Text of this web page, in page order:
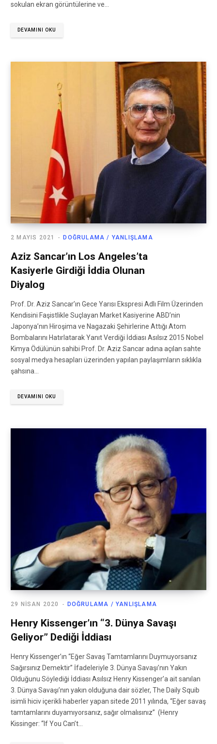
sokulan ekran görüntülerine ve…
DEVAMINI OKU
DOĞRULAMA / YANLIŞLAMA
2 MAYIS 2021
Aziz Sancar’ın Los Angeles’ta
Kasiyerle Girdiği İddia Olunan
Diyalog
Prof. Dr. Aziz Sancar’ın Gece Yarısı Ekspresi Adlı Film Üzerinden
Kendisini Faşistlikle Suçlayan Market Kasiyerine ABD’nin
Japonya’nın Hiroşima ve Nagazaki Şehirlerine Attığı Atom
Bombalarını Hatırlatarak Yanıt Verdiği İddiası Asılsız 2015 Nobel
Kimya Ödülünün sahibi Prof. Dr. Aziz Sancar adına açılan sahte
sosyal medya hesapları üzerinden yapılan paylaşımların sıklıkla
şahsına…
DEVAMINI OKU
DOĞRULAMA / YANLIŞLAMA
29 NISAN 2020
Henry Kissenger’ın “3. Dünya Savaşı
Geliyor” Dediği İddiası
Henry Kissenger’ın “Eğer Savaş Tamtamlarını Duymuyorsanız
Sağırsınız Demektir” İfadeleriyle 3. Dünya Savaşı’nın Yakın
Olduğunu Söylediği İddiası Asılsız Henry Kissenger’a ait sanılan
3. Dünya Savaşı’nın yakın olduğuna dair sözler, The Daily Squib
isimli hiciv içerikli haberler yapan sitede 2011 yılında, “Eğer savaş
tamtamlarını duyamıyorsanız, sağır olmalısınız” (Henry
Kissinger: “If You Can’t…